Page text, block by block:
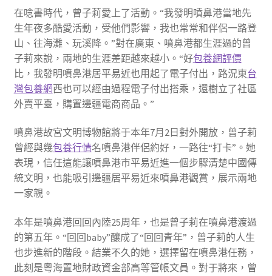
在唸書時代，曾子莉愛上了活動。“我發明噴鼻港當地先
生年夜多酷愛活動，受他們影響，我也常常和伴侶一路登
山、往海灘、玩溪降。”對在廣東、噴鼻港都生涯過的曾
子莉來說，兩地的生涯差距越來越小。“好包養網評價
比，我發明噴鼻港居平易近也用起了電子付出，路況東台
灣包養網西也可以經由過程電子付出搭乘，還樹立了社區
外賣平臺，購置邊疆電商商品。”
噴鼻港故宮文明博物館將于本年7月2日對外開放，曾子莉
曾經與幾包養行情名噴鼻港伴侶約好，一路往“打卡”。她
表現，信任這能讓噴鼻港市平易近進一個步驟清楚中國傳
統文明，也能吸引邊疆居平易近來噴鼻港觀賞，展示兩地
一家親。
本年是噴鼻港回回內陸25周年，也是曾子莉在噴鼻港渡過
的第五年。“回回baby”釀成了“回回青年”，曾子莉的人生
也步進新的階段。結業不久的她，選擇留在噴鼻港任務，
此刻是粵海置地財政資金部高等管帳文員。對于將來，曾